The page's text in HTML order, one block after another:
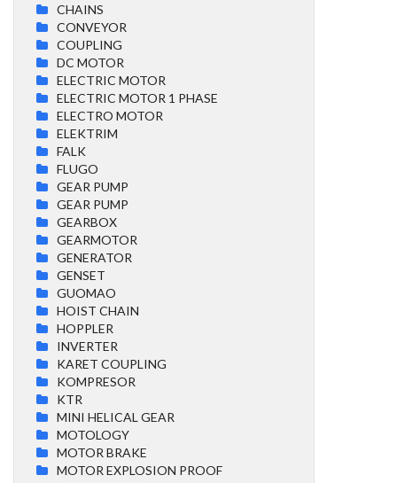
CHAINS
CONVEYOR
COUPLING
DC MOTOR
ELECTRIC MOTOR
ELECTRIC MOTOR 1 PHASE
ELECTRO MOTOR
ELEKTRIM
FALK
FLUGO
GEAR PUMP
GEAR PUMP
GEARBOX
GEARMOTOR
GENERATOR
GENSET
GUOMAO
HOIST CHAIN
HOPPLER
INVERTER
KARET COUPLING
KOMPRESOR
KTR
MINI HELICAL GEAR
MOTOLOGY
MOTOR BRAKE
MOTOR EXPLOSION PROOF